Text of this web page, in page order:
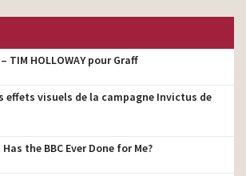
– TIM HOLLOWAY pour Graff
effets visuels de la campagne Invictus de
Has the BBC Ever Done for Me?